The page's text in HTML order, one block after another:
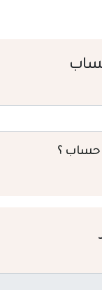
حساب ؟